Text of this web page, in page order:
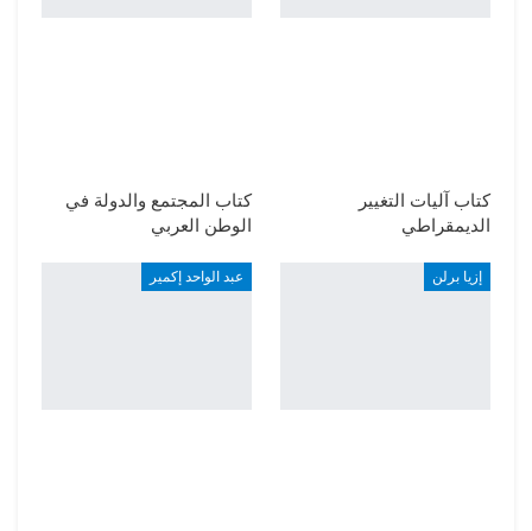
كتاب آليات التغيير
الديمقراطي
كتاب المجتمع والدولة في
الوطن العربي
إزيا برلن عبد الواحد إكمير